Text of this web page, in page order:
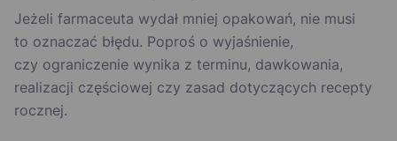
Jeżeli farmaceuta wydał mniej opakowań, nie musi
to oznaczać błędu. Poproś o wyjaśnienie,
czy ograniczenie wynika z terminu, dawkowania,
realizacji częściowej czy zasad dotyczących recepty
rocznej.